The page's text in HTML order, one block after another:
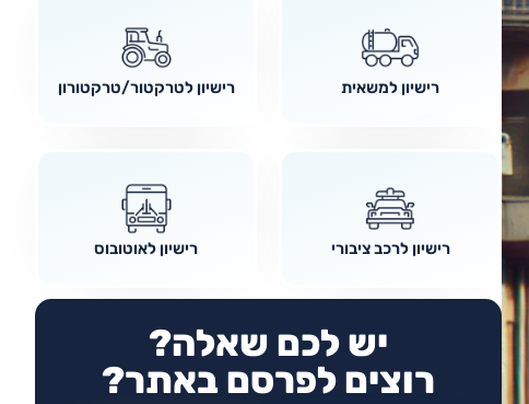
רישיון למשאית רישיון לטרקטור/טרקטורון
רישיון לרכב ציבורי רישיון לאוטובוס
יש לכם שאלה?
רוצים לפרסם באתר?